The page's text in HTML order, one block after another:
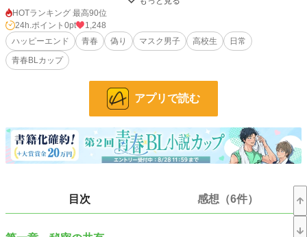
偽った俺は、蒼空といる時が一番素でいられる。
小説 228,850 位 / 228,850 件
31,440 位 / 31,440 件
24h.ポイント 0 pt
文字数 96,120
初回公開日時 2025.08.04 12:00
初回完結日時 2025.09.01 21:21
HOTランキング 最高90位
24h.ポイント 0pt
1,248
ハッピーエンド
青春 偽り マスク男子 高校生
日常
青春BLカップ​
アプリで読む
目次 感想（6件）